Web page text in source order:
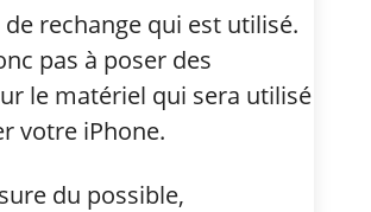
rechange qui est utilisé.
pas à poser des
le matériel qui sera utilisé
votre iPhone.
du possible,